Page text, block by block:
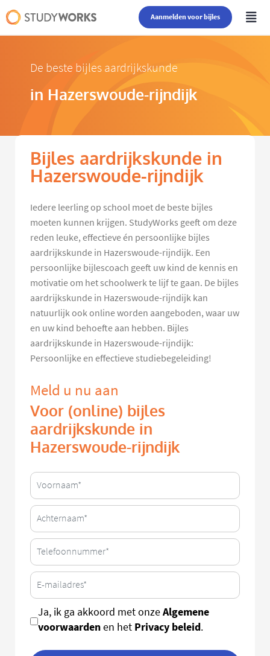
Aanmelden voor bijles
De beste bijles aardrijkskunde
in Hazerswoude-rijndijk
Bijles aardrijkskunde in
Hazerswoude-rijndijk
Iedere leerling op school moet de beste bijles
moeten kunnen krijgen. StudyWorks geeft om deze
reden leuke, effectieve én persoonlijke bijles
aardrijkskunde in Hazerswoude-rijndijk. Een
persoonlijke bijlescoach geeft uw kind de kennis en
motivatie om het schoolwerk te lijf te gaan. De bijles
aardrijkskunde in Hazerswoude-rijndijk kan
natuurlijk ook online worden aangeboden, waar uw
en uw kind behoefte aan hebben. Bijles
aardrijkskunde in Hazerswoude-rijndijk:
Persoonlijke en effectieve studiebegeleiding!
Meld u nu aan
Voor (online) bijles
aardrijkskunde in
Hazerswoude-rijndijk
Ja, ik ga akkoord met onzeAlgemene
voorwaardenen het Privacy beleid.